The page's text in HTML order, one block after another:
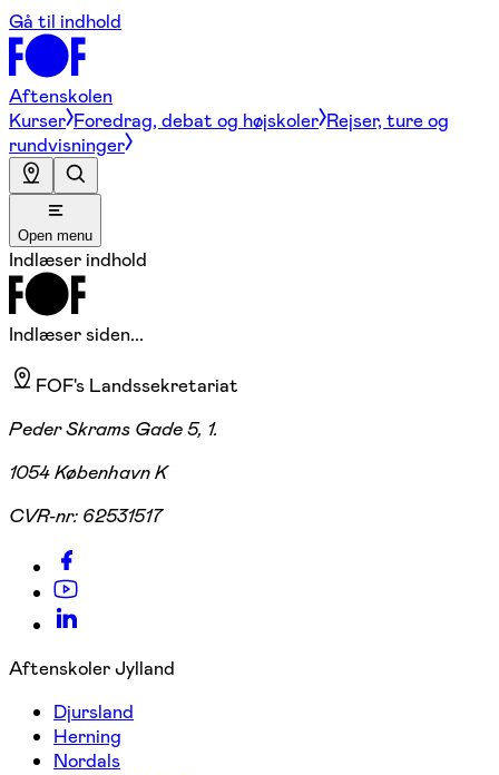
Gå til indhold
Aftenskolen
Kurser Foredrag, debat og højskoler Rejser, ture og
rundvisninger
Open menu
Indlæser indhold
Indlæser siden...
FOF's Landssekretariat
Peder Skrams Gade 5, 1.
1054 København K
CVR-nr: 62531517
Aftenskoler Jylland
Djursland
Herning
Nordals